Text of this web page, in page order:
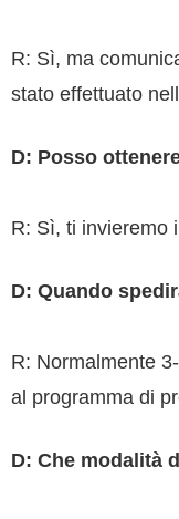
R: Sì, ma
stato effettuato
D: Posso
R: Sì, ti invieremo
D: Quando
R: Normalmente
al programma di
D: Che modalità